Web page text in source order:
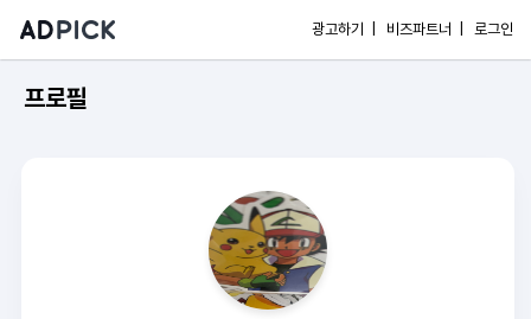
광고하기 | 비즈파트너 | 로그인
프로필